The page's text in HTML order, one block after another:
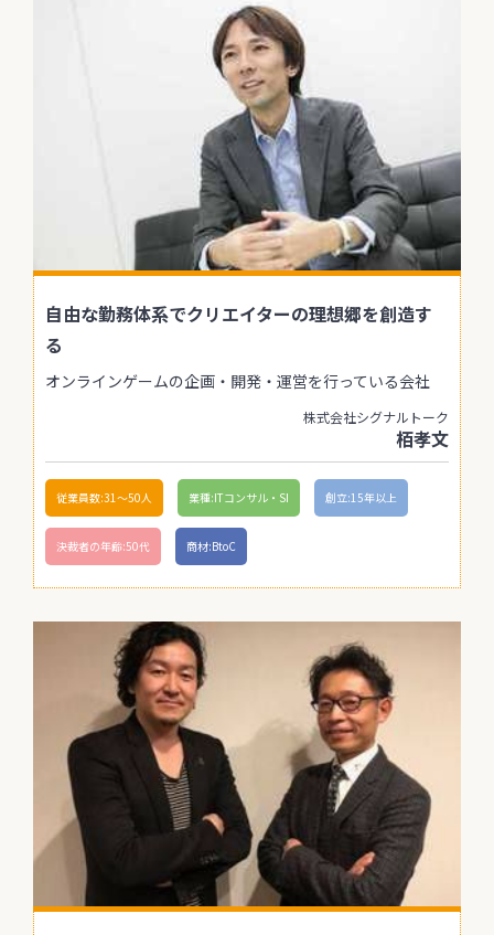
自由な勤務体系でクリエイターの理想郷を創造す
る
オンラインゲームの企画・開発・運営を行っている会社
株式会社シグナルトーク
栢孝文
従業員数:31〜50人 業種:ITコンサル・SI 創立:15年以上
決裁者の年齢:50代 商材:BtoC